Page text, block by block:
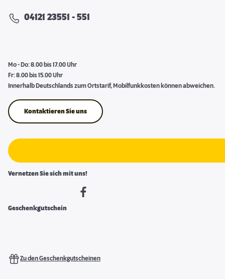
04121 23551 - 551
Mo - Do: 8.00 bis 17.00 Uhr
Fr: 8.00 bis 15.00 Uhr
Innerhalb Deutschlands zum Ortstarif, Mobilfunkkosten können abweichen.
Kontaktieren Sie uns
Vernetzen Sie sich mit uns!
Geschenkgutschein
Zu den Geschenkgutscheinen